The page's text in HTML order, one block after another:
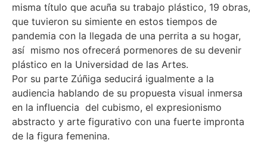
misma título que acuña su trabajo plástico, 19 obras,
que tuvieron su simiente en estos tiempos de
pandemia con la llegada de una perrita a su hogar,
así mismo nos ofrecerá pormenores de su devenir
plástico en la Universidad de las Artes.
Por su parte Zúñiga seducirá igualmente a la
audiencia hablando de su propuesta visual inmersa
en la influencia del cubismo, el expresionismo
abstracto y arte figurativo con una fuerte impronta
de la figura femenina.